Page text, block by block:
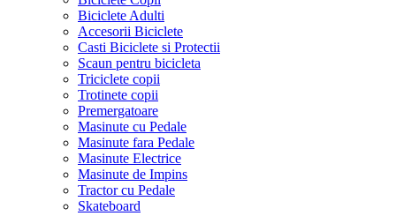
Biciclete Adulti
Accesorii Biciclete
Casti Biciclete si Protectii
Scaun pentru bicicleta
Triciclete copii
Trotinete copii
Premergatoare
Masinute cu Pedale
Masinute fara Pedale
Masinute Electrice
Masinute de Impins
Tractor cu Pedale
Skateboard